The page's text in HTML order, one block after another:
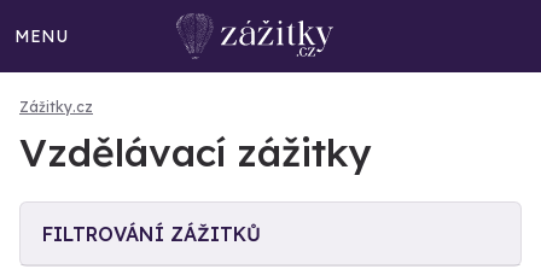
MENU
Zážitky.cz
Vzdělávací zážitky
FILTROVÁNÍ ZÁŽITKŮ